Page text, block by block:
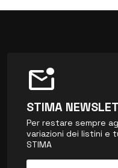
mark_email_unread
STIMA
Per restare sempre
variazioni dei listini e
STIMA